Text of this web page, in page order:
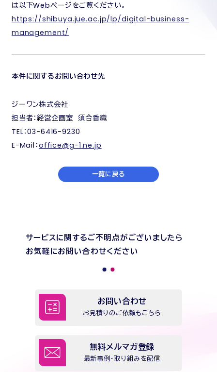
は以下Webページをご覧ください。
https://shibuya.jue.ac.jp/lp/digital-business-
management/
本件に関するお問い合わせ先
ジーワン株式会社
担当者：経営企画室 須合香織
TEL：03-6416-9230
E-Mail：office@g-1.ne.jp
一覧に戻る
サービスに関するご不明点がございましたら
お気軽にお問い合わせください
お問い合わせ
お見積りのご依頼もこちら
無料メルマガ登録
最新事例・取り組みを配信